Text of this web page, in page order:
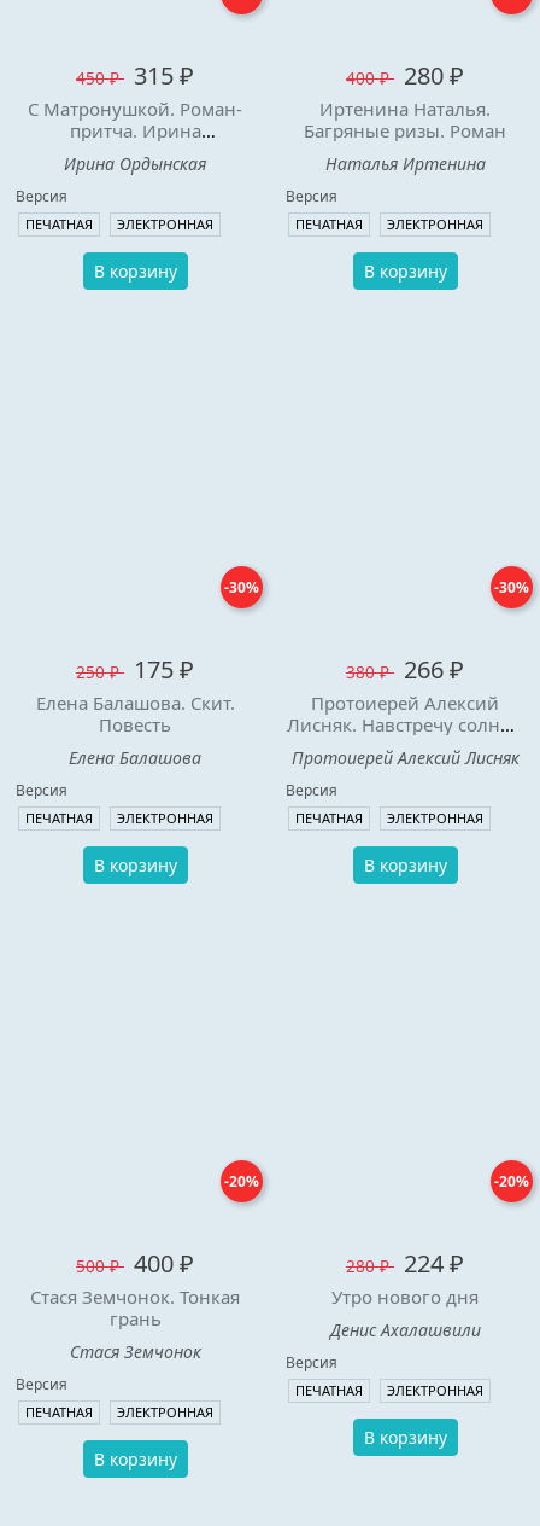
450 ₽ 315 ₽
С Матронушкой. Роман-
притча. Ирина
Ордынская.
Ирина Ордынская
Версия
ПЕЧАТНАЯ ЭЛЕКТРОННАЯ
В корзину
400 ₽ 280 ₽
Иртенина Наталья.
Багряные ризы. Роман
Наталья Иртенина
Версия
ПЕЧАТНАЯ ЭЛЕКТРОННАЯ
В корзину
-30%
250 ₽ 175 ₽
Елена Балашова. Скит.
Повесть
Елена Балашова
Версия
ПЕЧАТНАЯ ЭЛЕКТРОННАЯ
В корзину
-30%
380 ₽ 266 ₽
Протоиерей Алексий
Лисняк. Навстречу солнцу.
Повести и рассказы
Протоиерей Алексий Лисняк
Версия
ПЕЧАТНАЯ ЭЛЕКТРОННАЯ
В корзину
-20%
500 ₽ 400 ₽
Стася Земчонок. Тонкая
грань
Стася Земчонок
Версия
ПЕЧАТНАЯ ЭЛЕКТРОННАЯ
В корзину
-20%
280 ₽ 224 ₽
Утро нового дня
Денис Ахалашвили
Версия
ПЕЧАТНАЯ ЭЛЕКТРОННАЯ
В корзину